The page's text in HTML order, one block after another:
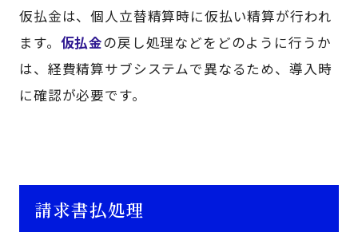
仮払金は、個人立替精算時に仮払い精算が行われ
ます。 仮払金の戻し処理などをどのように行うか
は、経費精算サブシステムで異なるため、導入時
に確認が必要です。
請求書払処理